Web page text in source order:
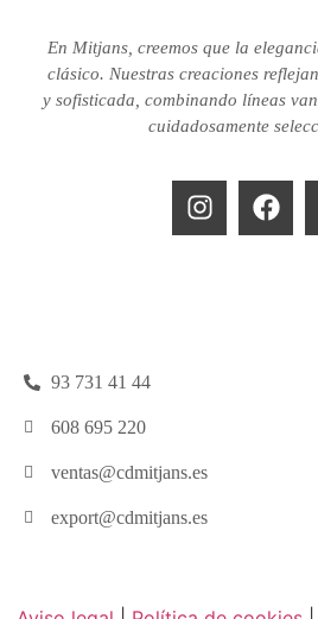
En Mitjans, creemos que la
clásico. Nuestras creaciones
y sofisticada, combinando líneas
cuidadosamente
93 731 41 44
608 695 220
ventas@cdmitjans.es
export@cdmitjans.es